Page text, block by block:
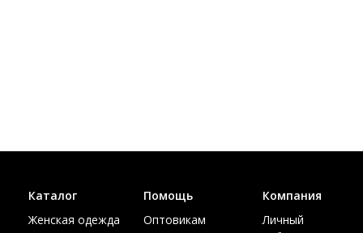
Каталог
Женская одежда
Помощь
Оптовикам
Компания
Личный